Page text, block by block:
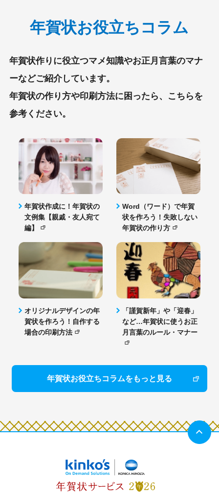
年賀状お役立ちコラム
年賀状作りに役立つマメ知識やお正月言葉のマナ
ーなどご紹介しています。
年賀状の作り方や印刷方法に困ったら、こちらを
参考ください。
年賀状作成に！年賀状の
文例集【親戚・友人宛て
編】
Word（ワード）で年賀
状を作ろう！失敗しない
年賀状の作り方
オリジナルデザインの年
賀状を作ろう！自作する
場合の印刷方法
「謹賀新年」や「迎春」
など…年賀状に使うお正
月言葉のルール・マナー
年賀状お役立ちコラムをもっと見る